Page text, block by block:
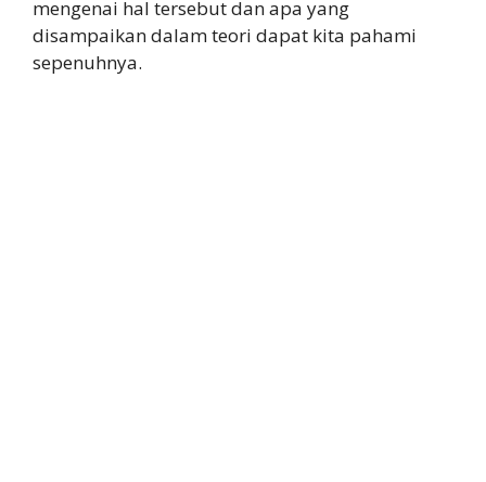
mengenai hal tersebut dan apa yang
disampaikan dalam teori dapat kita pahami
sepenuhnya.